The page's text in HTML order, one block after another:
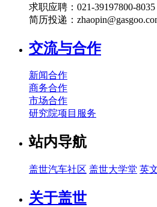
求职应聘：021-39197800-8035
简历投递：
交流与合作
新闻合作
商务合作
市场合作
研究院项目服务
站内导航
盖世汽车社区 盖世大学堂 英
关于盖世